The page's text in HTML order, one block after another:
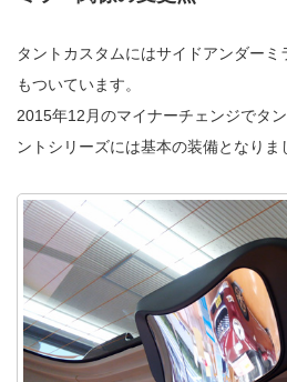
タントカスタムにはサイドアンダー
もついています。
2015年12月のマイナーチェンジでタ
ントシリーズには基本の装備となりま